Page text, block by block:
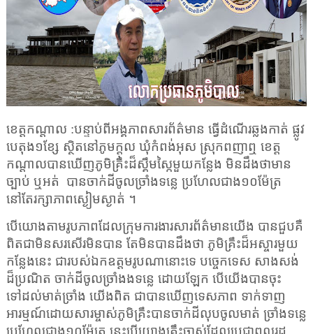
ខេត្តកណ្តាល :បន្ទាប់ពីអង្គភាពសារព័ត៌មាន ធ្វើដំណើរឆ្លងកាត់ ផ្លូវ
បេតុង១ខ្សែ ស្ថិតនៅភូមក្តុល ឃុំកំពង់អុស ស្រុកពញាឮ ខេត្ត
កណ្ដាលបានឃើញភូមិគ្រឹះដ៏ស្គឹមស្កៃមួយកន្លែង មិនដឹងថាមាន
ច្បាប់ ឬអត់
បានចាក់ដីចូលច្រាំងទន្លេ ប្រហែលជាង១០ម៉ែត្រ
នៅតែរក្សាភាពស្ងៀមស្ងាត់ ។
បើយោងតាមរូបភាពដែលក្រុមការងារសារព័ត៌មានយើង បានជួបគឺ
ពិតជាមិនសរសើរមិនបាន តែមិនបានដឹងថា ភូមិគ្រឹះដ៏អស្ចារមួយ
កន្លែងនេះ ជារបស់ឯកឧត្តមរូបណានោះទេ បច្ចេកទេស សាងសង់
ដ៏ប្រណិត ចាក់ដីចូលច្រាំងងទន្លេ ដោយឡែក បើយើងបានចុះ
ទៅដល់មាត់ច្រាំង យើងពិត ជាបានឃើញទេសភាព ទាក់ទាញ
អារម្មណ៍ដោយសារម្ចាស់ភូមិគ្រឹះបានចាក់ដីលុបចូលមាត់ ច្រាំងទន្លេ
ប្រហែលជាង១០ម៉ែត្រ នេះបើយោងគ្រឹះចាស់ដែលប្រជាពលរដ្ឋ